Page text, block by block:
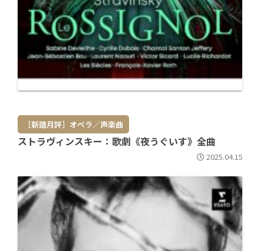
［新譜月評］オペラ／声楽曲
ストラヴィンスキー：歌劇《夜うぐいす》全曲
2025.04.15